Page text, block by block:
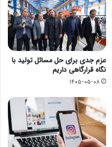
عزم جدی برای حل مسائل تولید با
نگاه قرارگاهی داریم
۱۴۰۵-۰۵-۰۸